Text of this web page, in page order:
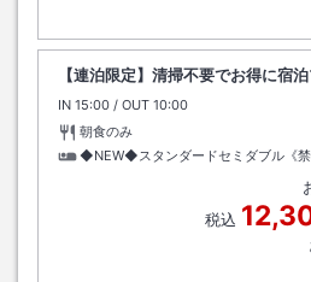
【連泊限定】清掃不要でお得に宿泊
IN チェックイン
15:00 / OUT チェックアウト
10:00
朝食のみ
◆NEW◆スタンダードセミダブル《禁
税込